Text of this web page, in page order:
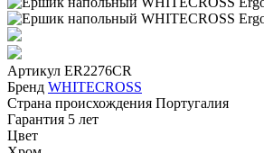
Артикул ER2276CR
Бренд WHITECROSS
Страна происхождения Португалия
Гарантия 5 лет
Цвет